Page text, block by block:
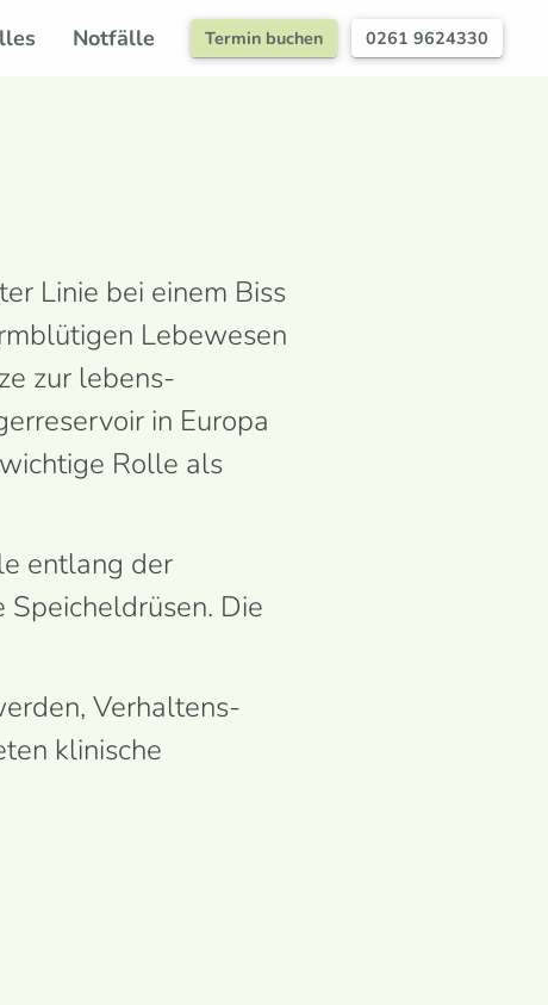
Notfälle Termin buchen 0261 9624330
Linie bei einem Biss
Lebe­wesen
zur lebens­
in Europa
Rolle als
entlang der
Die
Verhaltens­
klinische